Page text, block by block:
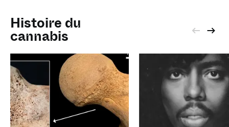
Histoire du
cannabis